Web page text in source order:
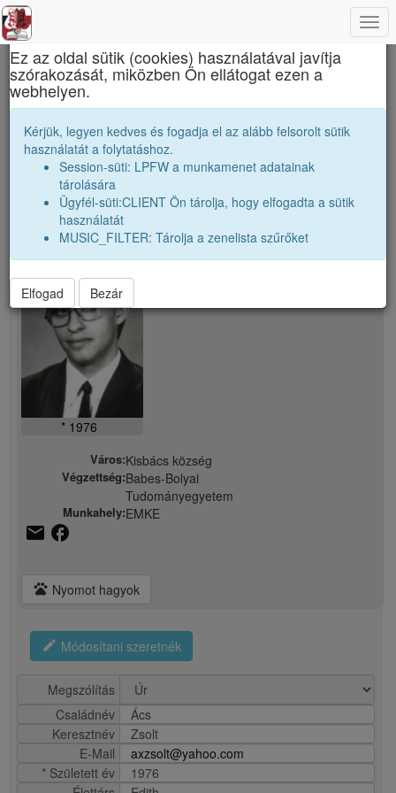
Apáczai Csere János Elméleti Líceum
Ács Zsolt
Ács Zsolt
* 1976
Város:Kisbács község
Végzettség:Babes-Bolyai
Tudományegyetem
Munkahely:EMKE
email facebook
pets Nyomot hagyok
edit Módosítani szeretnék
Megszólítás
Családnév
Ács
Keresztnév
Zsolt
E-Mail
axzsolt@yahoo.com
* Született év
1976
×
Ez az oldal sütik (cookies) használatával javítja
szórakozását, miközben Ön ellátogat ezen a
webhelyen.
Kérjük, legyen kedves és fogadja el az alább felsorolt sütik
használatát a folytatáshoz.
Session-süti: LPFW a munkamenet adatainak
tárolására
Ügyfél-süti:CLIENT Ön tárolja, hogy elfogadta a sütik
használatát
MUSIC_FILTER: Tárolja a zenelista szűrőket
Elfogad Bezár